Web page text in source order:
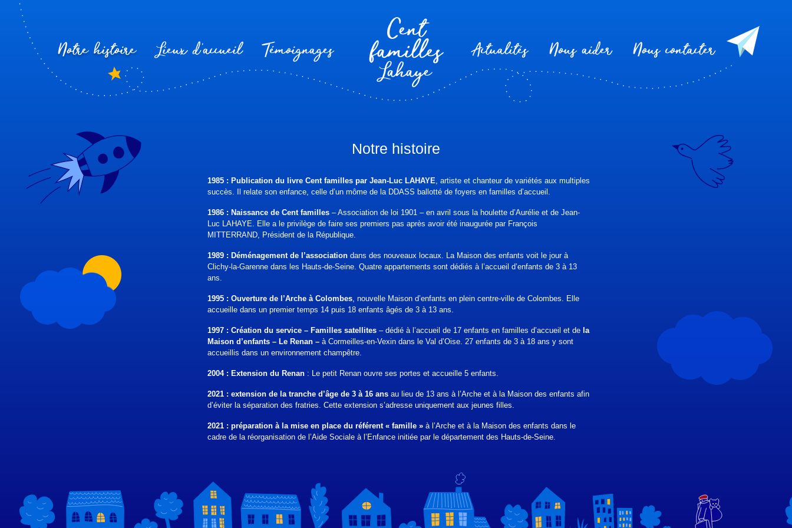
Cent
familles
Notre histoire Lieux d’accueil Témoignages Actualités Nous aider Nous contacter
Notre histoire
1985 : Publication du livre Cent familles par Jean-Luc LAHAYE, artiste et chanteur de variétés aux multiples
succès. Il relate son enfance, celle d’un môme de la DDASS ballotté de foyers en familles d’accueil.
1986 : Naissance de Cent familles – Association de loi 1901 – en avril sous la houlette d’Aurélie et de Jean-
Luc LAHAYE. Elle a le privilège de faire ses premiers pas après avoir été inaugurée par François
MITTERRAND, Président de la République.
1989 : Déménagement de l’association dans des nouveaux locaux. La Maison des enfants voit le jour à
Clichy-la-Garenne dans les Hauts-de-Seine. Quatre appartements sont dédiés à l’accueil d’enfants de 3 à 13
ans.
1995 : Ouverture de l’Arche à Colombes, nouvelle Maison d’enfants en plein centre-ville de Colombes. Elle
accueille dans un premier temps 14 puis 18 enfants âgés de 3 à 13 ans.
1997 : Création du service – Familles satellites – dédié à l’accueil de 17 enfants en familles d’accueil et de la
Maison d’enfants – Le Renan – à Cormeilles-en-Vexin dans le Val d’Oise. 27 enfants de 3 à 18 ans y sont
accueillis dans un environnement champêtre.
2004 : Extension du Renan : Le petit Renan ouvre ses portes et accueille 5 enfants.
2021 : extension de la tranche d’âge de 3 à 16 ans au lieu de 13 ans à l’Arche et à la Maison des enfants afin
d’éviter la séparation des fratries. Cette extension s’adresse uniquement aux jeunes filles.
2021 : préparation à la mise en place du référent « famille » à l’Arche et à la Maison des enfants dans le
cadre de la réorganisation de l’Aide Sociale à l’Enfance initiée par le département des Hauts-de-Seine.